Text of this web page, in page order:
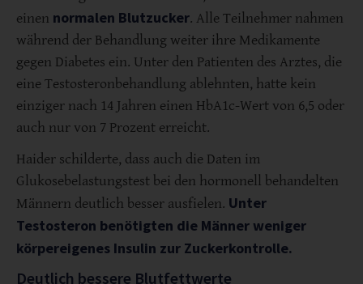
einen normalen Blutzucker. Alle Teilnehmer nahmen
während der Behandlung weiter ihre Medikamente
gegen Diabetes ein. Unter den Patienten des Arztes, die
eine Testosteronbehandlung ablehnten, hatte kein
einziger nach 14 Jahren einen HbA1c-Wert von 6,5 oder
auch nur von 7 Prozent erreicht.
Haider schilderte, dass auch die Daten im
Glukosebelastungstest bei den hormonell behandelten
Männern deutlich besser ausfielen. Unter
Testosteron benötigten die Männer weniger
körpereigenes Insulin zur Zuckerkontrolle.
Deutlich bessere Blutfettwerte